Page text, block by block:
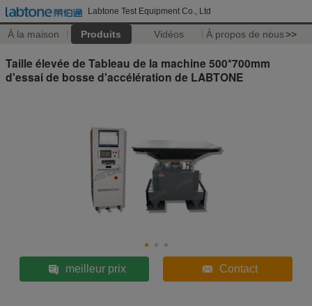
Labtone Test Equipment Co., Ltd
À la maison Produits Vidéos À propos de nous>>
Taille élevée de Tableau de la machine 500*700mm
d'essai de bosse d'accélération de LABTONE
meilleur prix Contact